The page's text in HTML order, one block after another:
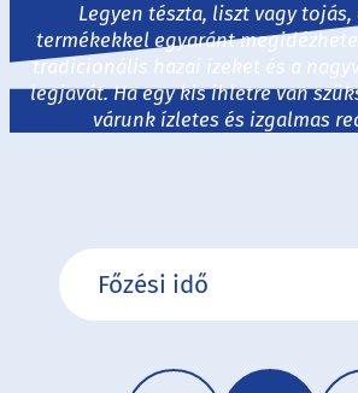
Legyen tészta, liszt vagy tojás,
termékekkel egyaránt
tradicionális hazai ízeket és a
legjavát. Ha egy kis ihletre van
várunk ízletes és izgalmas